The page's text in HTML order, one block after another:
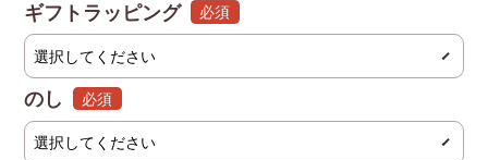
ギフトラッピング
(必須)
のし
(必須)